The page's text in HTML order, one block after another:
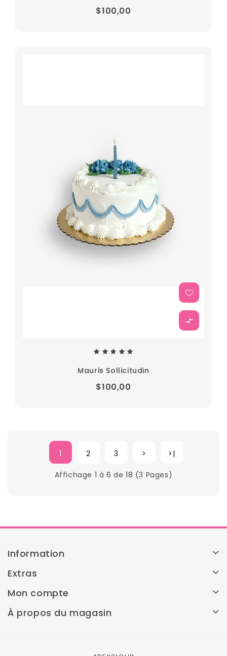
$100,00
Mauris Sollicitudin
$100,00
1 2 3 > >|
Affichage 1 à 6 de 18 (3 Pages)
Information
Extras
Mon compte
À propos du magasin